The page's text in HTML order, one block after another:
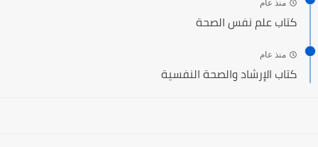
منذ عام
كتاب علم نفس الصحة
منذ عام
كتاب الإرشاد والصحة النفسية